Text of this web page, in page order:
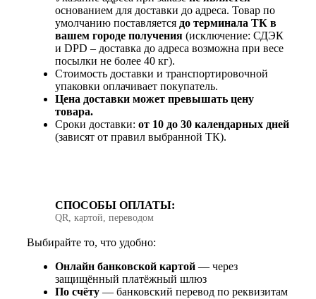
основанием для доставки до адреса. Товар по
умолчанию поставляется до терминала ТК в
вашем городе получения (исключение: СДЭК
и DPD – доставка до адреса возможна при весе
посылки не более 40 кг).
Стоимость доставки и транспортировочной
упаковки оплачивает покупатель.
Цена доставки может превышать цену
товара.
Сроки доставки: от 10 до 30 календарных дней
(зависят от правил выбранной ТК).
СПОСОБЫ ОПЛАТЫ:
QR, картой, переводом
Выбирайте то, что удобно:
Онлайн банковской картой — через
защищённый платёжный шлюз
По счёту — банковский перевод по реквизитам